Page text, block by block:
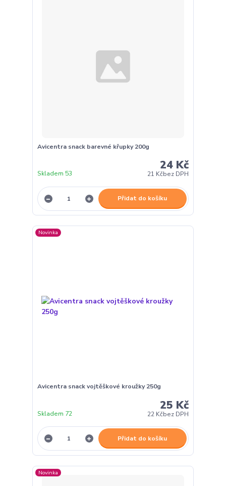
Avicentra snack barevné křupky 200g
24 Kč
21 Kčbez DPH
Skladem 53
Přidat do košíku
Novinka
Avicentra snack vojtěškové kroužky 250g
25 Kč
22 Kčbez DPH
Skladem 72
Přidat do košíku
Novinka